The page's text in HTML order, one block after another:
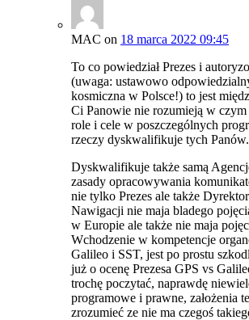
MAC on 18 marca 2022 09:45
To co powiedział Prezes i
(uwaga: ustawowo
kosmiczna w Polsce!) to jest
Ci Panowie nie rozumieją w czym
role i cele w poszczególnych
rzeczy dyskwalifikuje tych Panów.
Dyskwalifikuje także samą
zasady opracowywania
nie tylko Prezes ale także
Nawigacji nie maja bladego
w Europie ale także nie maja
Wchodzenie w kompetencje
Galileo i SST, jest po prostu
już o ocenę Prezesa GPS vs
trochę poczytać, naprawdę
programowe i prawne, założenia
zrozumieć ze nie ma czegoś